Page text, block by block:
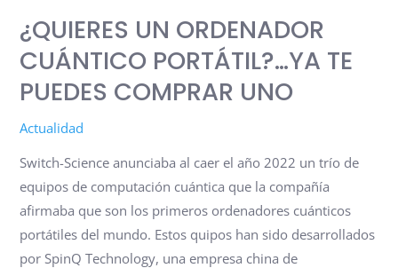
¿QUIERES UN ORDENADOR
CUÁNTICO PORTÁTIL?…YA TE
PUEDES COMPRAR UNO
Actualidad
Switch-Science anunciaba al caer el año 2022 un trío de
equipos de computación cuántica que la compañía
afirmaba que son los primeros ordenadores cuánticos
portátiles del mundo. Estos quipos han sido desarrollados
por SpinQ Technology, una empresa china de
TE
PUEDES
COMPRAR
UNO